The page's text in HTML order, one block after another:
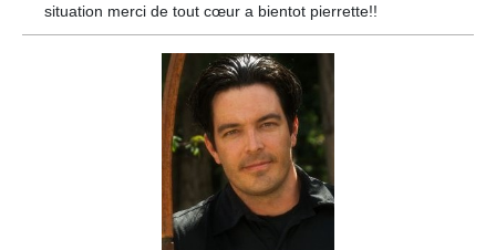
situation merci de tout cœur a bientot pierrette!!